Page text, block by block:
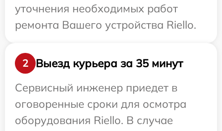
уточнения необходимых работ
ремонта Вашего устройства Riello.
2
Выезд курьера за 35 минут
Сервисный инженер приедет в
оговоренные сроки для осмотра
оборудования Riello. В случае